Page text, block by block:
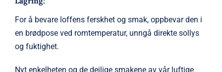
For å bevare loffens ferskhet og smak, oppbevar den i
en brødpose ved romtemperatur, unngå direkte sollys
og fuktighet.
Nyt enkelheten og de deilige smakene av vår luftige